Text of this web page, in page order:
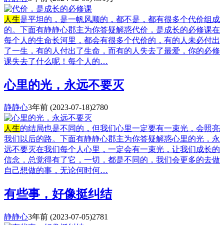
人生是平坦的，是一帆风顺的，都不是，都有很多个代价组成
的。下面有静静心郡主为你答疑解惑代价，是成长的必修课在
每个人的生命长河里，都会有很多个代价的，有的人未必付出
了一生，有的人付出了生命，而有的人失去了最爱，你的必修
课失去了什么呢！每个人的…
心里的光，永远不要灭
静静心3年前 (2023-07-18)2780
人生的结局也是不同的，但我们心里一定要有一束光，会照亮
我们以后的路。下面有静静心郡主为你答疑解惑心里的光，永
远不要灭在我们每个人心里，一定会有一束光，让我们成长的
信念，总觉得有了它，一切，都是不同的，我们会更多的去做
自己想做的事，无论何时何…
有些事，好像挺纠结
静静心3年前 (2023-07-05)2781